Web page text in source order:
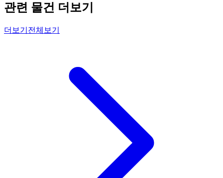
관련 물건 더보기
더보기 전체보기